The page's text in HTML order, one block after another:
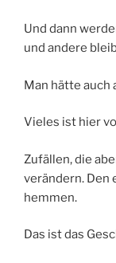
Und dann
und andere
Man hätte auch
Vieles ist hier
Zufällen, die
verändern. Den
hemmen.
Das ist das